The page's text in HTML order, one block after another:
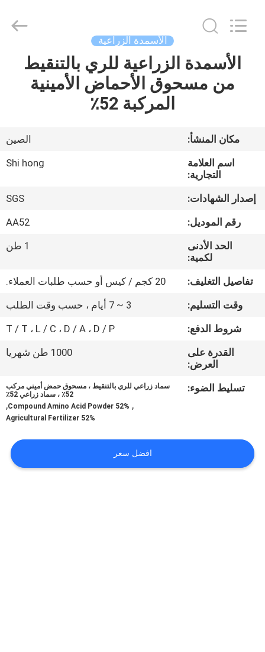
الصفحة
الرئيسية
أشرطة
معلومات
جولة
المعمل
مراقبة
اطلب
Technology
Co.,Ltd.
Reserved.
الأسمدة الزراعية
الأسمدة الزراعية للري بالتنقيط
من مسحوق الأحماض الأمينية
المركبة 52٪
مكان المنشأ:
الصين
اسم العلامة
التجارية:
Shi hong
إصدار الشهادات:
SGS
رقم الموديل:
AA52
الحد الأدنى
لكمية:
1 طن
تفاصيل التغليف:
20 كجم / كيس أو حسب طلبات العملاء.
وقت التسليم:
3 ~ 7 أيام ، حسب وقت الطلب
شروط الدفع:
T / T ، L / C ، D / A ، D / P
القدرة على
العرض:
1000 طن شهريا
تسليط الضوء:
سماد زراعي للري بالتنقيط ، مسحوق حمض أميني مركب
52٪ ، سماد زراعي 52٪
,
Compound Amino Acid Powder 52%
,
Agricultural Fertilizer 52%
افضل سعر